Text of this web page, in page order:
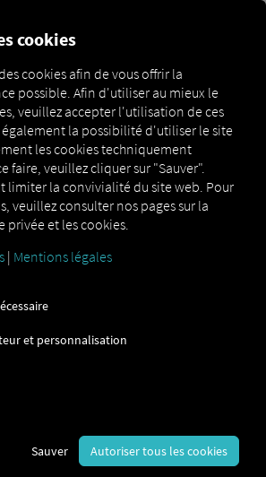
Volvo Connect How to
par étape pour
cookies
cookies afin de vous offrir la
possible. Afin d'utiliser au mieux le
veuillez accepter l'utilisation de ces
également la possibilité d'utiliser le site
les cookies techniquement
faire, veuillez cliquer sur "Sauver".
limiter la convivialité du site web. Pour
veuillez consulter nos pages sur la
privée et les cookies.
| Mentions légales
et personnalisation
Sauver Autoriser tous les cookies